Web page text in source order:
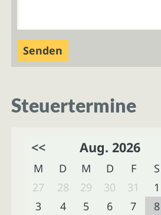
Steuertermine
<< Aug. 2026
M D M D F S
27
28 29 30 31 1
3
4 5 6 7 8